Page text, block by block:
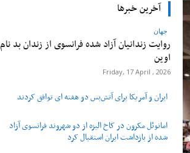
آخرین خبرها
جهان
روایت زندانیان آزاد شده فرانسوی از زندان ‌بد نام
اوین
Friday, 17 April , 2026
ایران و آمریکا برای آتش‌بس دو هفته‌ ای توافق کردند
امانوئل مکرون در کاخ الیزه از دو شهروند فرانسوی آزاد
شده از بازداشت ایران استقبال کرد